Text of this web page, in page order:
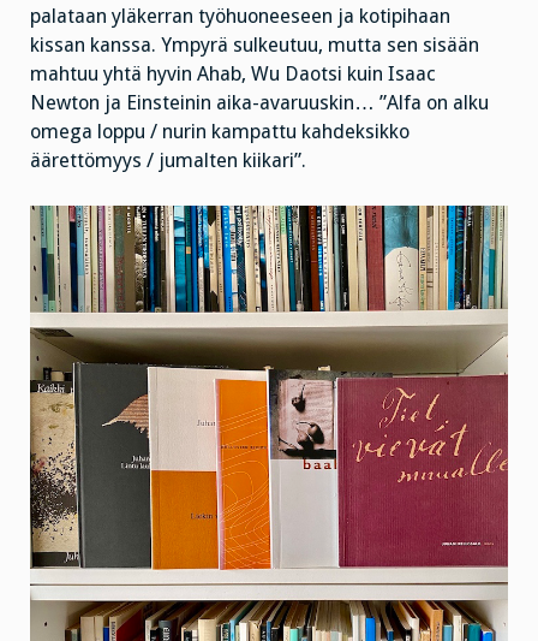
palataan yläkerran työhuoneeseen ja kotipihaan
kissan kanssa. Ympyrä sulkeutuu, mutta sen sisään
mahtuu yhtä hyvin Ahab, Wu Daotsi kuin Isaac
Newton ja Einsteinin aika-avaruuskin… ”Alfa on alku
omega loppu / nurin kampattu kahdeksikko
äärettömyys / jumalten kiikari”.